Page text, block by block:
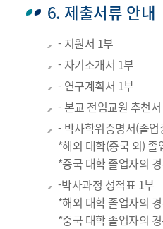
6. 제출서류 안내
- 지원서 1부
- 자기소개서 1부
- 연구계획서 1부
- 본교 전임교원 추천
- 박사학위증명서(졸
*해외 대학(중국 외)
*중국 대학 졸업자의
-박사과정 성적표 1부
*해외 대학 졸업자의
*중국 대학 졸업자의